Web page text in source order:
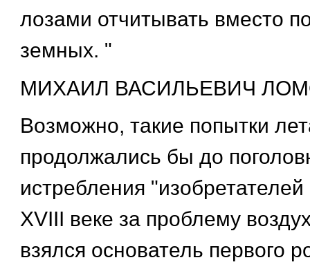
лозами отчитывать вместо
земных. "
МИХАИЛ ВАСИЛЬЕВИЧ
Возможно, такие попытки
продолжались бы до
истребления "изобретателей
XVIII веке за проблему
взялся основатель первого